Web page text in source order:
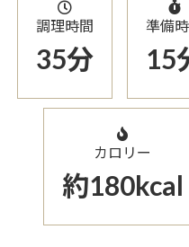
調理時間
35分
準備
15
カロリー
約180kcal